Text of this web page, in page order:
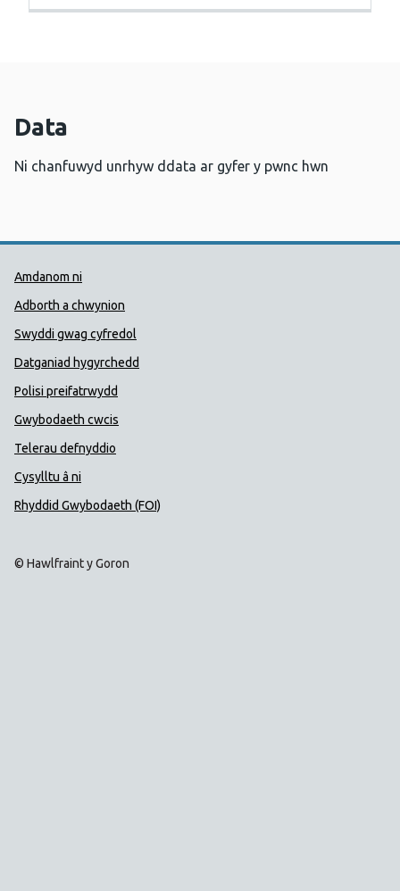
Data
Ni chanfuwyd unrhyw ddata ar gyfer y pwnc hwn
Dolenni Cymorth Iechyd
Amdanom ni
Adborth a chwynion
Swyddi gwag cyfredol
Datganiad hygyrchedd
Polisi preifatrwydd
Gwybodaeth cwcis
Telerau defnyddio
Cysylltu â ni
Rhyddid Gwybodaeth (FOI)
© Hawlfraint y Goron